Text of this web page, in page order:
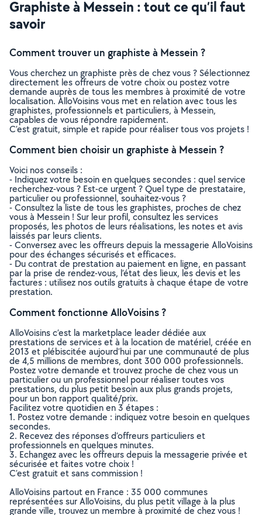
Graphiste à Messein : tout ce qu’il faut
savoir
Comment trouver un graphiste à Messein ?
Vous cherchez un graphiste près de chez vous ? Sélectionnez
directement les offreurs de votre choix ou postez votre
demande auprès de tous les membres à proximité de votre
localisation. AlloVoisins vous met en relation avec tous les
graphistes, professionnels et particuliers, à Messein,
capables de vous répondre rapidement.
C’est gratuit, simple et rapide pour réaliser tous vos projets !
Comment bien choisir un graphiste à Messein ?
Voici nos conseils :
- Indiquez votre besoin en quelques secondes : quel service
recherchez-vous ? Est-ce urgent ? Quel type de prestataire,
particulier ou professionnel, souhaitez-vous ?
- Consultez la liste de tous les graphistes, proches de chez
vous à Messein ! Sur leur profil, consultez les services
proposés, les photos de leurs réalisations, les notes et avis
laissés par leurs clients.
- Conversez avec les offreurs depuis la messagerie AlloVoisins
pour des échanges sécurisés et efficaces.
- Du contrat de prestation au paiement en ligne, en passant
par la prise de rendez-vous, l’état des lieux, les devis et les
factures : utilisez nos outils gratuits à chaque étape de votre
prestation.
Comment fonctionne AlloVoisins ?
AlloVoisins c’est la marketplace leader dédiée aux
prestations de services et à la location de matériel, créée en
2013 et plébiscitée aujourd’hui par une communauté de plus
de 4,5 millions de membres, dont 300 000 professionnels.
Postez votre demande et trouvez proche de chez vous un
particulier ou un professionnel pour réaliser toutes vos
prestations, du plus petit besoin aux plus grands projets,
pour un bon rapport qualité/prix.
Facilitez votre quotidien en 3 étapes :
1. Postez votre demande : indiquez votre besoin en quelques
secondes.
2. Recevez des réponses d’offreurs particuliers et
professionnels en quelques minutes.
3. Echangez avec les offreurs depuis la messagerie privée et
sécurisée et faites votre choix !
C’est gratuit et sans commission !
AlloVoisins partout en France : 35 000 communes
représentées sur AlloVoisins, du plus petit village à la plus
grande ville, trouvez un membre à proximité de chez vous !